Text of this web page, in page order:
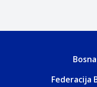
Federacija